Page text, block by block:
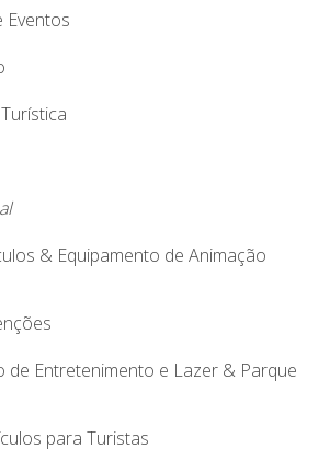
Eventos
& Equipamento de Animação
de Entretenimento e Lazer & Parque
para Turistas